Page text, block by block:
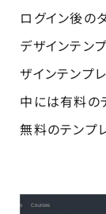
ログイン後の
デザインテン
ザインテンプ
中には有料の
無料のテンプ